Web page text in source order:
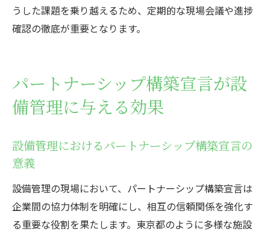
うした課題を乗り越えるため、定期的な現場会議や進捗
確認の徹底が重要となります。
パートナーシップ構築宣言が設
備管理に与える効果
設備管理におけるパートナーシップ構築宣言の
意義
設備管理の現場において、パートナーシップ構築宣言は
企業間の協力体制を明確にし、相互の信頼関係を強化す
る重要な役割を果たします。東京都のように多様な施設